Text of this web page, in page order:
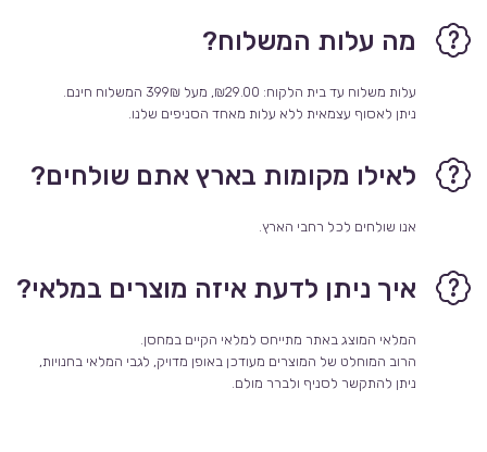
מה עלות המשלוח?
עלות משלוח עד בית הלקוח: ₪29.00, מעל 399₪ המשלוח חינם.
ניתן לאסוף עצמאית ללא עלות מאחד הסניפים שלנו.
לאילו מקומות בארץ אתם שולחים?
אנו שולחים לכל רחבי הארץ.
איך ניתן לדעת איזה מוצרים במלאי?
המלאי המוצג באתר מתייחס למלאי הקיים במחסן.
הרוב המוחלט של המוצרים מעודכן באופן מדויק, לגבי המלאי בחנויות,
ניתן להתקשר לסניף ולברר מולם.